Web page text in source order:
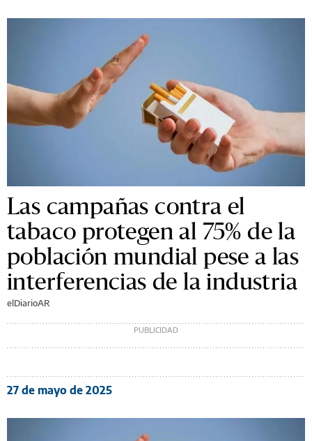
Las campañas contra el
tabaco protegen al 75% de la
población mundial pese a las
interferencias de la industria
elDiarioAR
27 de mayo de 2025